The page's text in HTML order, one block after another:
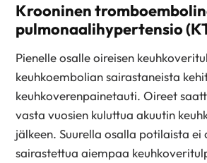
Krooninen
pulmonaalihypertensio
Pienelle osalle oireisen
keuhkoembolian sairastaneista
keuhkoverenpainetauti. Oireet
vasta vuosien kuluttua akuutin
jälkeen. Suurella osalla potilaista ei
sairastettua aiempaa